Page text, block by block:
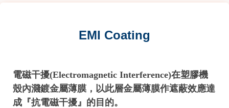
EMI Coating
電磁干擾(Electromagnetic Interference)在塑膠機
殼內濺鍍金屬薄膜，以此層金屬薄膜作遮蔽效應達
成『抗電磁干擾』的目的。